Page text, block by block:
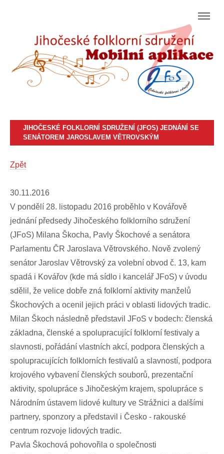
JIHOČESKÉ FOLKLORNÍ SDRUŽENÍ (JFOS) JEDNÁNÍ SE
SENÁTOREM JAROSLAVEM VĚTROVSKÝM
Zpět
30.11.2016
V pondělí 28. listopadu 2016 proběhlo v Kovářově
jednání předsedy Jihočeského folklorního sdružení
(JFoS) Milana Škocha, Pavly Škochové a senátora
Parlamentu ČR Jaroslava Větrovského. Nově zvolený
senátor Jaroslav Větrovský za volební obvod č. 13, kam
spadá i Kovářov (kde má sídlo i kancelář JFoS) v úvodu
sdělil, že velice dobře zná folklorní aktivity manželů
Škochových a ocenil jejich práci v oblasti lidových tradic.
Milan Škoch následně představil JFoS v bodech: členská
základna, členské a spolupracující folklorní festivaly a
slavnosti, pořádání vlastních akcí, podpora členských a
spolupracujících folklorních festivalů a slavností, podpora
krojového vybavení členských souborů, prezentační
aktivity, spolupráce s Jihočeským krajem, spolupráce s
Národním ústavem lidové kultury ve Strážnici a dalšími
partnery, sponzory a představil i Česko - rakouské
centrum rozvoje lidových tradic.
Pavla Škochová pohovořila o společnosti